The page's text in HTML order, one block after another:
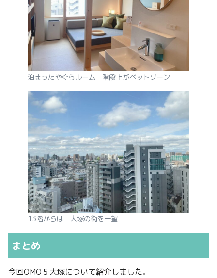
泊まったやぐらルーム 階段上がベットゾーン
13階からは 大塚の街を一望
まとめ
今回OMO５大塚について紹介しました。